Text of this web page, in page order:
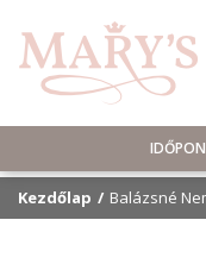
Kezdőlap Balázsné